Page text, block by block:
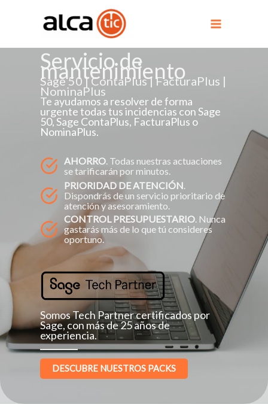
Servicio de
mantenimiento
Sage 50 | ContaPlus | FacturaPlus |
NominaPlus
Te ayudamos a resolver de forma
urgente todas tus incidencias con Sage
50, Sage ContaPlus, FacturaPlus o
NominaPlus.
AHORRO. Todas nuestras actuaciones
se tarificarán por minutos.
PRIORIDAD DE ATENCIÓN.
Dispondrás de un servicio prioritario de
atención y asesoramiento.
CONTROL PRESUPUESTARIO. Nunca
gastarás más de lo que tú consideres
oportuno.
Somos Tech Partner certificados por
Sage, con más de 25 años de
experiencia.
DESCUBRE NUESTROS PACKS